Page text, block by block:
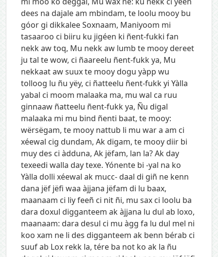
dees na dajale am mbindam, te loolu mooy bu
góor gi dikkalee Soxnaam, Maniyoom mi
tasaaroo ci biiru ku jigéen ki ñent-fukki fan
nekk aw toq, Mu nekk aw lumb te mooy dereet
ju tal te wow, ci ñaareelu ñent-fukk ya, Mu
nekkaat aw suux te mooy dogu yàpp wu
tolloog lu ñu yëy, ci ñatteelu ñent-fukk yi Yàlla
yabal ci moom malaaka ma, mu wal ca ruu
ginnaaw ñatteelu ñent-fukk ya, Ñu digal
malaaka mi mu bind ñenti baat, te mooy:
wërsëgam, te mooy nattub li mu war a am ci
xéewal cig dundam, Ak digam, te mooy diir bi
muy des ci àdduna, Ak jëfam, lan la? Ak day
texeedi walla day texe. Yónente bi -yal na ko
Yàlla dolli xéewal ak mucc- daal di giñ ne kenn
dana jëf jëfi waa àjjana jëfam di lu baax,
maanaam ci liy feeñ ci nit ñi, mu sax ci loolu ba
dara doxul digganteem ak àjjana lu dul ab loxo,
maanaam: dara desul ci mu àgg fa lu dul mel ni
koo xam ne li des digganteem ak benn bérab ci
suuf ab Lox rekk la, tére ba not ko ak la ñu